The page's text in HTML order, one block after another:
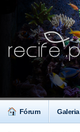
Fórum Galeria